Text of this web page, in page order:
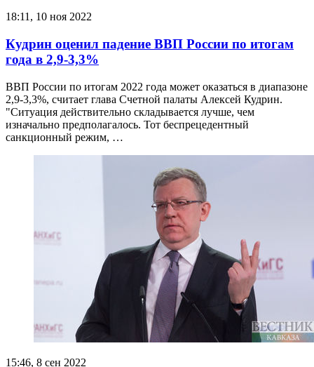
18:11, 10 ноя 2022
Кудрин оценил падение ВВП России по итогам
года в 2,9-3,3%
ВВП России по итогам 2022 года может оказаться в диапазоне
2,9-3,3%, считает глава Счетной палаты Алексей Кудрин.
"Ситуация действительно складывается лучше, чем
изначально предполагалось. Тот беспрецедентный
санкционный режим, …
15:46, 8 сен 2022